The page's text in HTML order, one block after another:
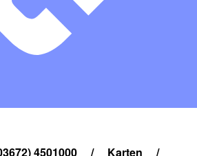
4501000 / Karten /